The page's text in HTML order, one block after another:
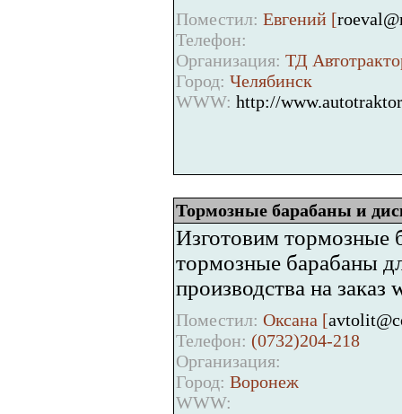
Поместил: Евгений [
Телефон:
Организация: ТД
Город: Челябинск
WWW: http://
Тормозные барабаны и
Изготовим тормозные
тормозные барабаны
производства на
Поместил: Оксана [
Телефон: (0732)204-218
Организация:
Город: Воронеж
WWW: